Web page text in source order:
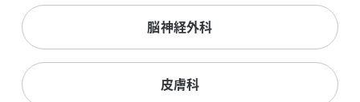
脳神経外科
皮膚科